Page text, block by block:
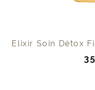
Elixir Soin Détox